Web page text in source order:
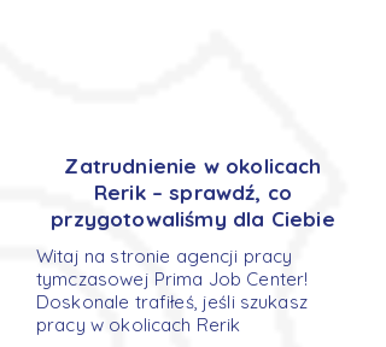
Zatrudnienie w okolicach
Rerik – sprawdź, co
przygotowaliśmy dla Ciebie
Witaj na stronie agencji pracy
tymczasowej Prima Job Center!
Doskonale trafiłeś, jeśli szukasz
pracy w okolicach Rerik